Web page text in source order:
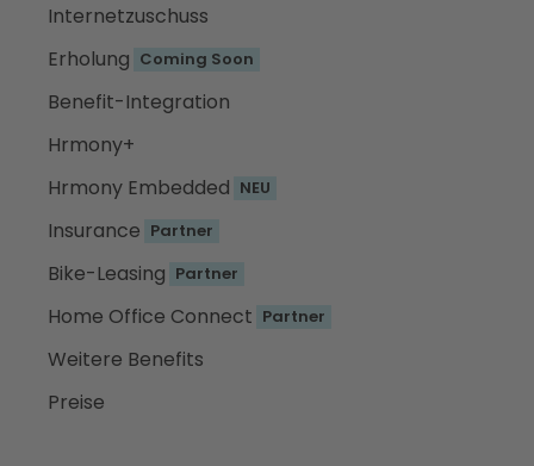
Internetzuschuss
Erholung Coming Soon
Benefit-Integration
Hrmony+
Hrmony Embedded NEU
Insurance Partner
Bike-Leasing Partner
Home Office Connect Partner
Weitere Benefits
Preise